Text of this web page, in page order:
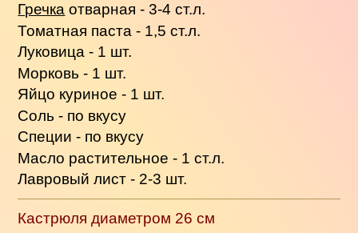
Гречка отварная - 3-4 ст.л.
Томатная паста - 1,5 ст.л.
Луковица - 1 шт.
Морковь - 1 шт.
Яйцо куриное - 1 шт.
Соль - по вкусу
Специи - по вкусу
Масло растительное - 1 ст.л.
Лавровый лист - 2-3 шт.
Кастрюля диаметром 26 см